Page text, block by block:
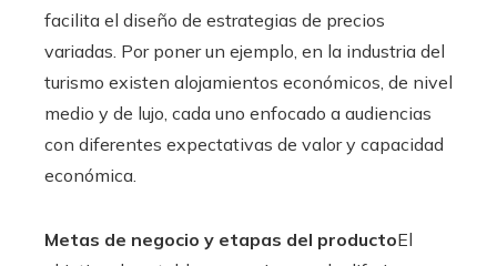
facilita el diseño de estrategias de precios
variadas. Por poner un ejemplo, en la industria del
turismo existen alojamientos económicos, de nivel
medio y de lujo, cada uno enfocado a audiencias
con diferentes expectativas de valor y capacidad
económica.
Metas de negocio y etapas del productoEl